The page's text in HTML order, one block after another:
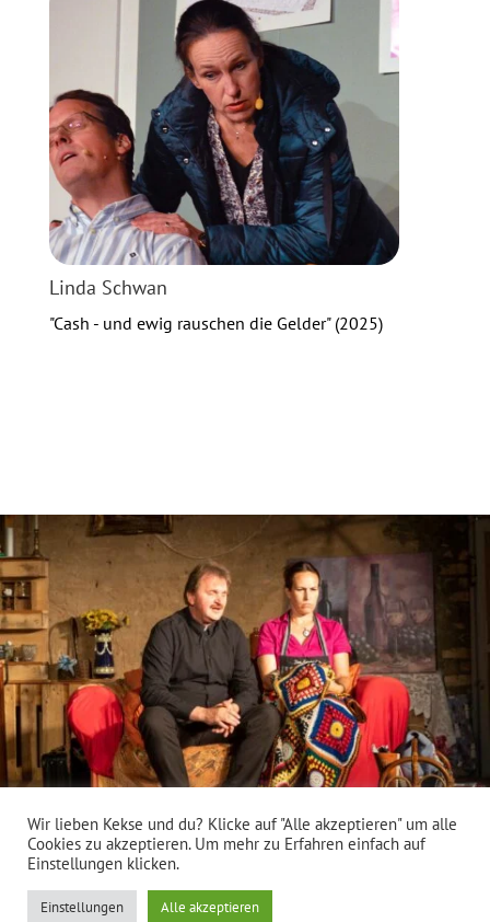
Linda Schwan
"Cash - und ewig rauschen die Gelder" (2025)
Impressum
Mitgliederbereich
Wir lieben Kekse und du? Klicke auf "Alle akzeptieren" um alle
Cookies zu akzeptieren. Um mehr zu Erfahren einfach auf
Einstellungen klicken.
Einstellungen Alle akzeptieren